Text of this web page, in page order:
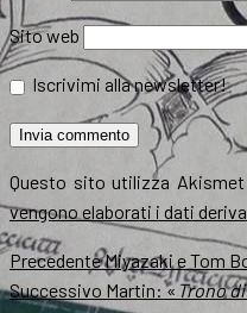
Sito web
Iscrivimi alla newsletter!
Questo sito utilizza
vengono elaborati i dati
Navigazione
PrecedenteArticolo
precedente:
Miyazaki e Tom
Successivo Articolo
Martin: «Trono